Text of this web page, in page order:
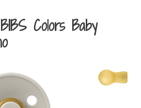
Colors Baby